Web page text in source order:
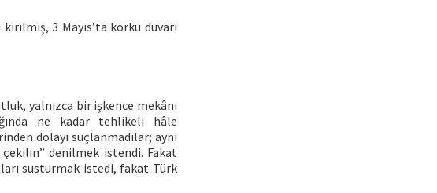
3 Mayıs’ta korku duvarı
yalnızca bir işkence mekânı
ne kadar tehlikeli hâle
dolayı suçlanmadılar; aynı
çekilin” denilmek istendi. Fakat
susturmak istedi, fakat Türk